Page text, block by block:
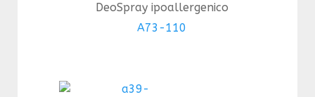
DeoSpray ipoallergenico
A73-110